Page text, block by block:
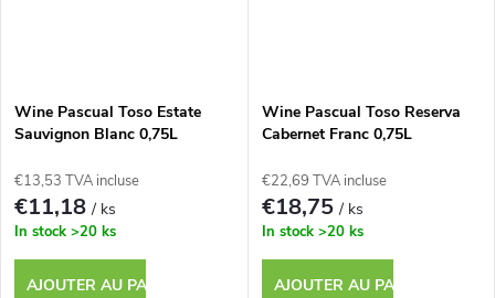
Wine Pascual Toso Estate
Sauvignon Blanc 0,75L
€13,53 TVA incluse
€11,18/ ks
In stock >20 ks
AJOUTER AU PANIER
Wine Pascual Toso Reserva
Cabernet Franc 0,75L
€22,69 TVA incluse
€18,75/ ks
In stock >20 ks
AJOUTER AU PANIER